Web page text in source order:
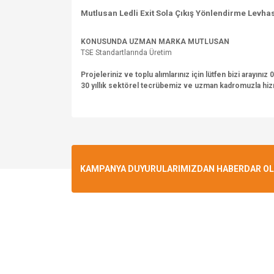
Mutlusan Ledli Exit Sola Çıkış Yönlendirme
KONUSUNDA UZMAN MARKA MUTLUSAN
TSE Standartlarında Üretim
Projeleriniz ve toplu alımlarınız için lütfen bizi arayınız
30 yıllık sektörel tecrübemiz ve uzman kadromuzla
Ürün resmi kalitesiz, bozuk veya
KAMPANYA DUYURULARIMIZDAN HABERDAR